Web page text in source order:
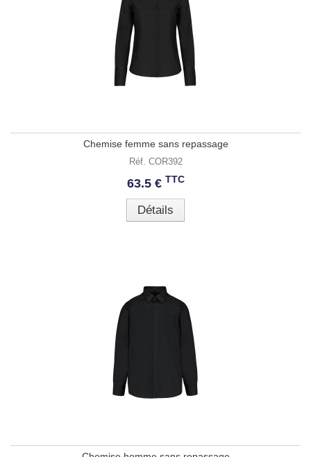
Chemise femme sans repassage
Réf. COR392
63.5 € TTC
Détails